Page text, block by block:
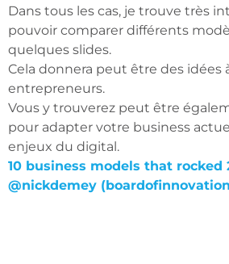
Dans tous les cas, je trouve très
pouvoir comparer différents
quelques slides.
Cela donnera peut être des idées
entrepreneurs.
Vous y trouverez peut être
pour adapter votre business
enjeux du digital.
10 business models that rocked
@nickdemey